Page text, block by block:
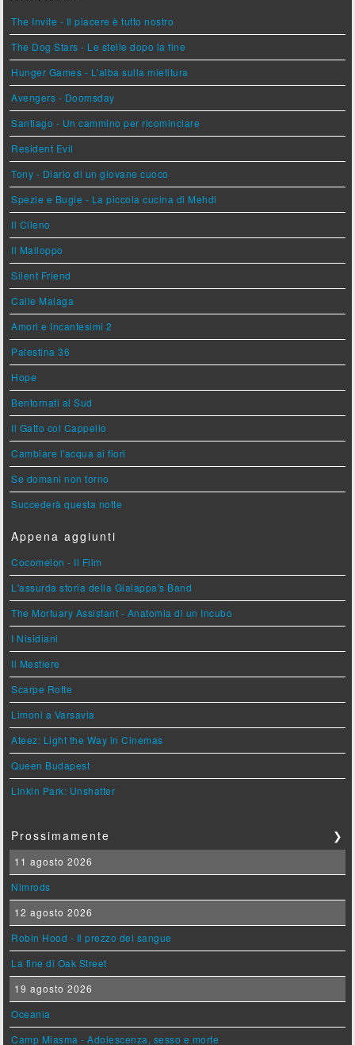
The Invite - Il piacere è tutto nostro
The Dog Stars - Le stelle dopo la fine
Hunger Games - L'alba sulla mietitura
Avengers - Doomsday
Santiago - Un cammino per ricominciare
Resident Evil
Tony - Diario di un giovane cuoco
Spezie e Bugie - La piccola cucina di Mehdi
Il Cileno
Il Malloppo
Silent Friend
Calle Malaga
Amori e Incantesimi 2
Palestina 36
Hope
Bentornati al Sud
Il Gatto col Cappello
Cambiare l'acqua ai fiori
Se domani non torno
Succederà questa notte
Appena aggiunti
Cocomelon - Il Film
L'assurda storia della Gialappa's Band
The Mortuary Assistant - Anatomia di un Incubo
I Nisidiani
Il Mestiere
Scarpe Rotte
Limoni a Varsavia
Ateez: Light the Way in Cinemas
Queen Budapest
Linkin Park: Unshatter
Prossimamente ❯
11 agosto 2026
Nimrods
12 agosto 2026
Robin Hood - Il prezzo del sangue
La fine di Oak Street
19 agosto 2026
Oceania
Camp Miasma - Adolescenza, sesso e morte